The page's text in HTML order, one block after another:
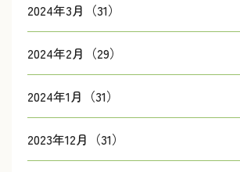
2024年3月（31）
2024年2月（29）
2024年1月（31）
2023年12月（31）